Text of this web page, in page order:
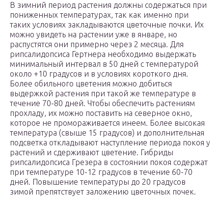
В зимний период растения должны содержаться при
пониженных температурах, так как именно при
таких условиях закладываются цветочные почки. Их
можно увидеть на растении уже в январе, но
распустятся они примерно через 2 месяца. Для
рипсалидопсиса Гертнера необходимо выдержать
минимальный интервал в 50 дней с температурой
около +10 градусов и в условиях короткого дня.
Более обильного цветения можно добиться
выдержкой растения при такой же температуре в
течение 70-80 дней. Чтобы обеспечить растениям
прохладу, их можно поставить на северное окно,
которое не промораживается инеем. Более высокая
температура (свыше 15 градусов) и дополнительная
подсветка откладывают наступление периода покоя у
растений и сдерживают цветение. Гибриды
рипсалидопсиса Грезера в состоянии покоя содержат
при температуре 10-12 градусов в течение 60-70
дней. Повышение температуры до 20 градусов
зимой препятствует заложению цветочных почек.